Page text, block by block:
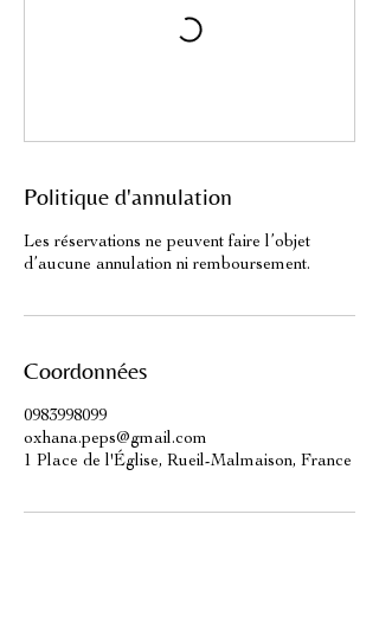
Politique d'annulation
Les réservations ne peuvent faire l’objet
d’aucune annulation ni remboursement.
Coordonnées
0983998099
oxhana.peps@gmail.com
1 Place de l'Église, Rueil-Malmaison, France